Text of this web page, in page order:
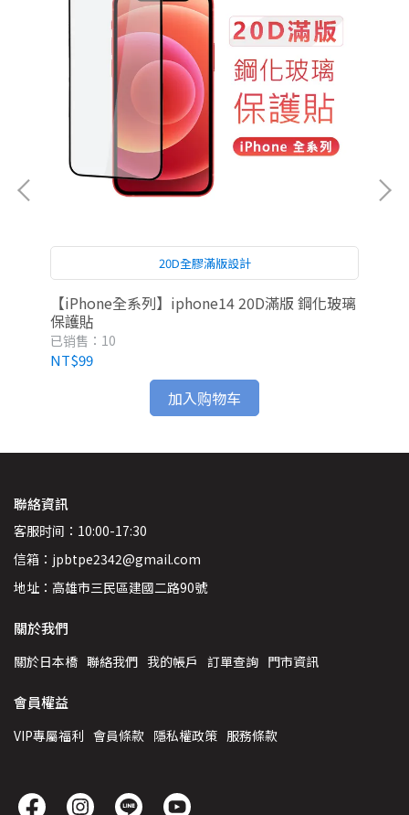
20D全膠滿版設計
【iPhone全系列】iphone14 20D滿版 鋼化玻璃
保護貼
已销售：10
NT$99
加入购物车
聯絡資訊
客服时间：10:00-17:30
信箱：jpbtpe2342@gmail.com
地址：高雄市三民區建國二路90號
關於我們
關於日本橋 聯絡我們 我的帳戶 訂單查詢 門市資訊
會員權益
VIP專屬福利 會員條款 隱私權政策 服務條款